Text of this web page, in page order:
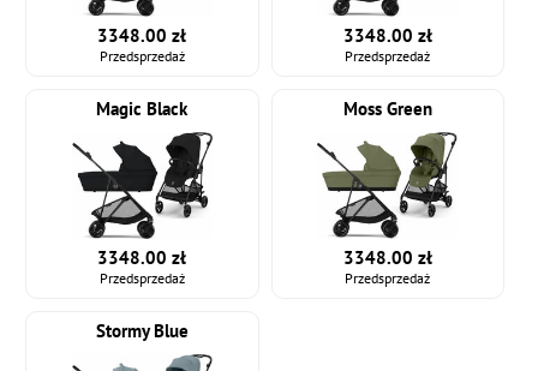
3348.00 zł
Przedsprzedaż
3348.00 zł
Przedsprzedaż
Magic Black
3348.00 zł
Przedsprzedaż
Moss Green
3348.00 zł
Przedsprzedaż
Stormy Blue